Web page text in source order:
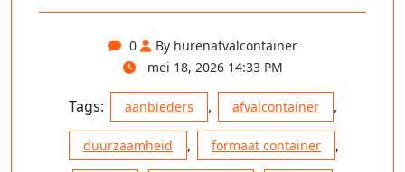
0
By hurenafvalcontainer
mei 18, 2026 14:33 PM
Tags: aanbieders , afvalcontainer ,
duurzaamheid , formaat container ,